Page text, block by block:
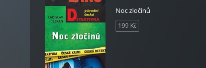
Noc zločinů
199 Kč